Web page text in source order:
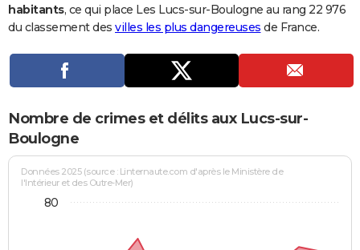
S'inscrire
Se connecter
Lycées
Collèges
Primaires
Universités
Entreprises
Service militaire
Avis de recherche
AVIS DE DÉCÈS
habitants, ce qui place Les Lucs-sur-Boulogne au rang 22 976
du classement des villes les plus dangereuses de France.
Nombre de crimes et délits aux Lucs-sur-
Boulogne
Données 2025 (source : Linternaute.com d'après le Ministère de
l'Intérieur et des Outre-Mer)
80